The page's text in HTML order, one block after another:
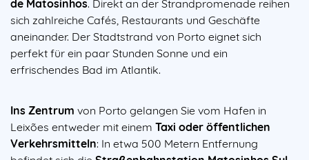
de Matosinhos. Direkt an der Strandpromenade reihen
sich zahlreiche Cafés, Restaurants und Geschäfte
aneinander. Der Stadtstrand von Porto eignet sich
perfekt für ein paar Stunden Sonne und ein
erfrischendes Bad im Atlantik.
Ins Zentrum von Porto gelangen Sie vom Hafen in
Leixões entweder mit einem Taxi oder öffentlichen
Verkehrsmitteln: In etwa 500 Metern Entfernung